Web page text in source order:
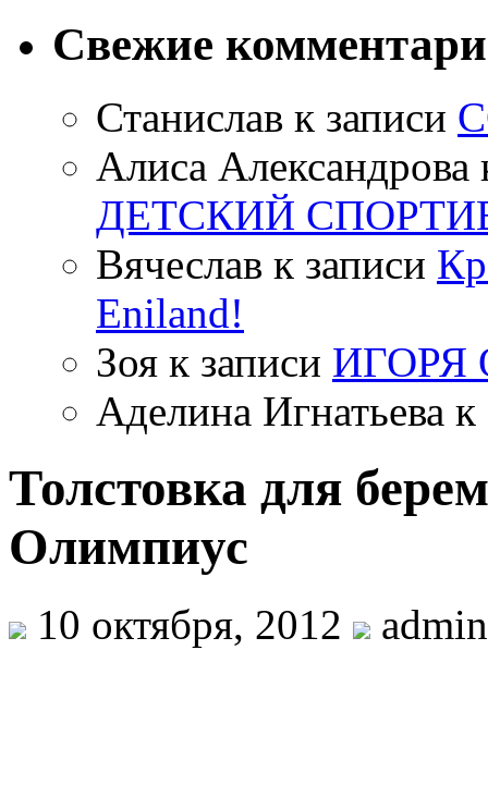
Свежие
Станислав к записи
Алиса Александрова
ДЕТСКИЙ
Вячеслав к записи
Eniland!
Зоя к записи ИГОРЯ
Аделина Игнатьева к
Толстовка для
Олимпиус
10 октября, 2012 admin